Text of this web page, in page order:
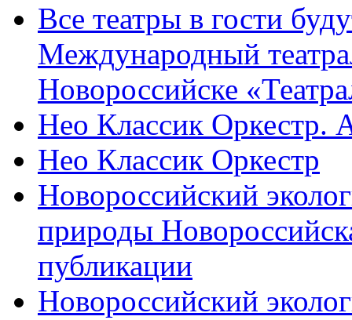
Все театры в гости
Международный
Новороссийске
Нео Классик Оркестр.
Нео Классик Оркестр
Новороссийский
природы
публикации
Новороссийский